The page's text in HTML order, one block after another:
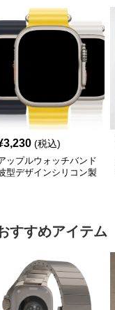
3,230 (税込)
ップルウォッチバンド
型デザインシリコン製
すすめアイテム